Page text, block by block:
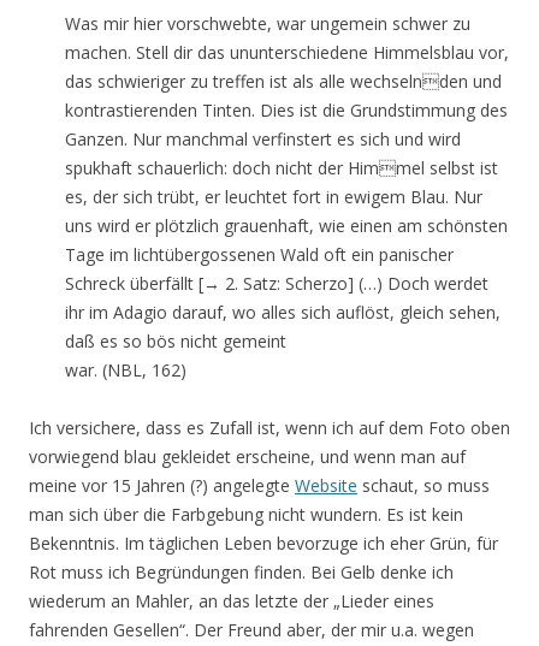
Was mir hier vorschwebte, war ungemein schwer zu
machen. Stell dir das ununterschiedene Himmelsblau vor,
das schwieriger zu treffen ist als alle wechselnden und
kontrastierenden Tinten. Dies ist die Grundstimmung des
Ganzen. Nur manchmal verfinstert es sich und wird
spukhaft schauerlich: doch nicht der Himmel selbst ist
es, der sich trübt, er leuchtet fort in ewigem Blau. Nur
uns wird er plötzlich grauenhaft, wie einen am schönsten
Tage im lichtübergossenen Wald oft ein panischer
Schreck überfällt [→ 2. Satz: Scherzo] (…) Doch werdet
ihr im Adagio darauf, wo alles sich auflöst, gleich sehen,
daß es so bös nicht gemeint
war. (NBL, 162)
Ich versichere, dass es Zufall ist, wenn ich auf dem Foto oben
vorwiegend blau gekleidet erscheine, und wenn man auf
meine vor 15 Jahren (?) angelegte Website schaut, so muss
man sich über die Farbgebung nicht wundern. Es ist kein
Bekenntnis. Im täglichen Leben bevorzuge ich eher Grün, für
Rot muss ich Begründungen finden. Bei Gelb denke ich
wiederum an Mahler, an das letzte der „Lieder eines
fahrenden Gesellen“. Der Freund aber, der mir u.a. wegen